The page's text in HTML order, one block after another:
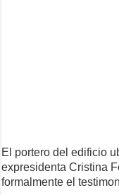
El portero del edificio
expresidenta Cristina
formalmente el